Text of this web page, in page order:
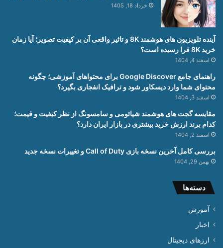
خرداد 18, 1405
آینده تلویزیون های هوشمند 8K و تاثیر واقعی آن بر کیفیت تصویر؛ آیا زمان
خرید 8K فرا رسیده است؟
اسفند 4, 1404
راهنمای جامع Google Discover برای محتواهای آموزشی؛ چگونه
محتوای شما وارد دیسکاور شود و ترافیک انفجاری بگیرد؟
اسفند 3, 1404
مقایسه گجت های هوشمند شیائومی و سامسونگ از نظر کیفیت و قیمت؛
کدام برند ارزش خرید بیشتری در بازار ایران دارد؟
اسفند 2, 1404
بررسی کامل آخرین نسخه بازی Call of Duty و تغییرات نسخه جدید
بهمن 29, 1404
دسته‌ها
آموزش
اخبار
ارزهای دیجیتال